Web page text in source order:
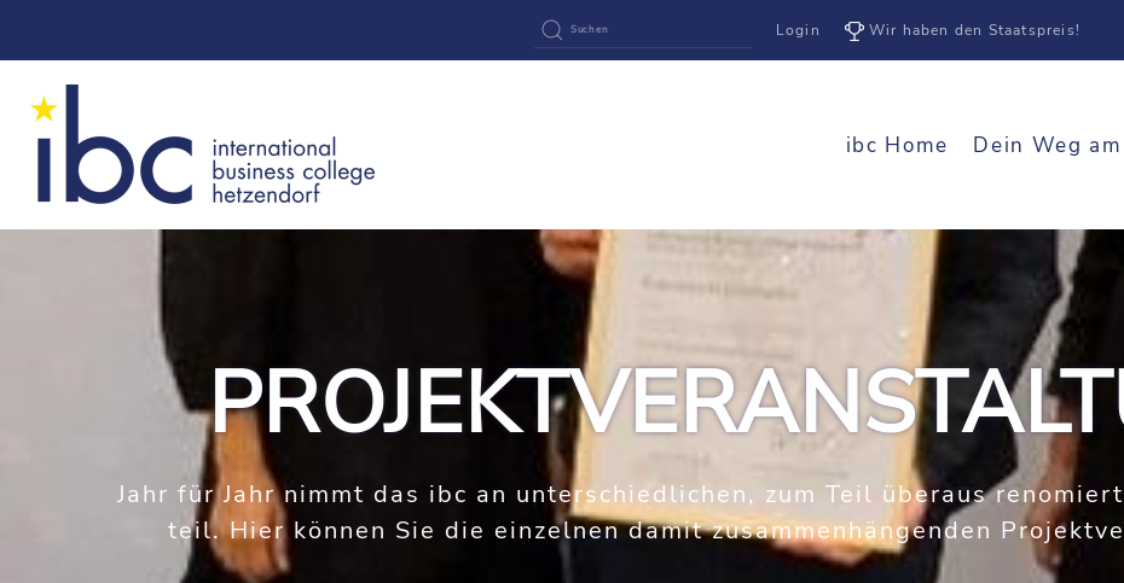
Login Wir haben den Staatspreis!
ibc Home Dein Weg
Jahr für Jahr nimmt das ibc an unterschiedlichen, zum Teil überaus
teil. Hier können Sie die einzelnen damit zusammenhängenden